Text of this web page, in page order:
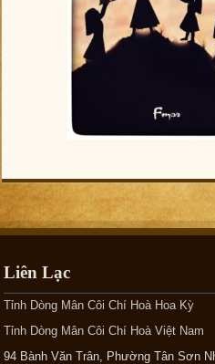
Liên Lạc
Tỉnh Dòng Mân Côi Chí Hoà Hoa Kỳ
Tỉnh Dòng Mân Côi Chí Hoà Việt Nam
94 Bành Văn Trân, Phường Tân Sơn